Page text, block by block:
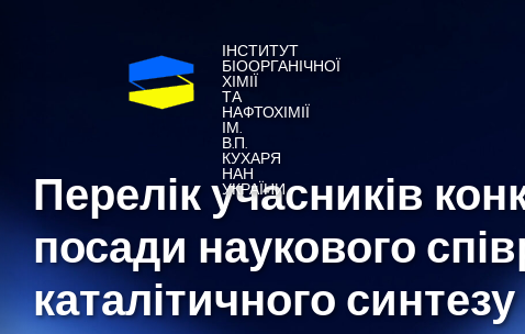
ІНСТИТУТ
БІООРГАНІЧНОЇ
ХІМІЇ
ТА
НАФТОХІМІЇ
ІМ.
В.П.
КУХАРЯ
НАН
УКРАЇНИ
Перелік учасників
посади наукового
каталітичного синтезу